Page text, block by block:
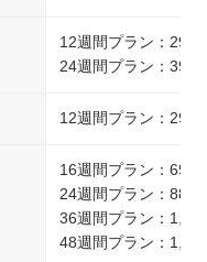
12週間プラン：
24週間プラン：
12週間プラン：
16週間プラン：
24週間プラン：
36週間プラン：
48週間プラン：